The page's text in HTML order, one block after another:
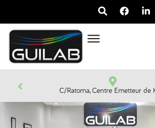
C/Ratoma, Centre Emetteur de